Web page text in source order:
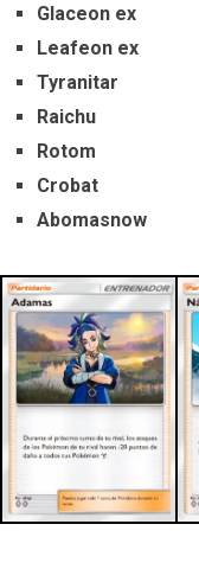
Glaceon ex
Leafeon ex
Tyranitar
Raichu
Rotom
Crobat
Abomasnow